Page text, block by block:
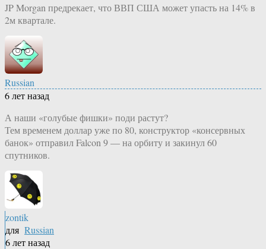
JP Morgan предрекает, что ВВП США может упасть на 14% в
2м квартале.
Russian
6 лет назад
А наши «голубые фишки» поди растут?
Тем временем доллар уже по 80, конструктор «консервных
банок» отправил Falcon 9 — на орбиту и закинул 60
спутников.
zontik
для Russian
6 лет назад